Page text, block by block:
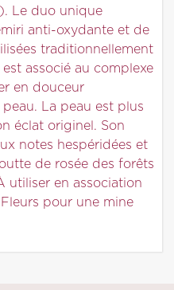
Le duo unique
anti-oxydante et de
traditionnellement
associé au complexe
en douceur
peau. La peau est plus
éclat originel. Son
notes hespéridées et
de rosée des forêts
utiliser en association
pour une mine